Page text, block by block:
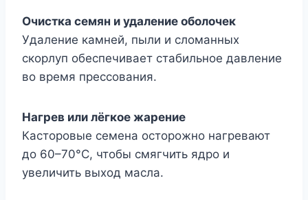
Очистка семян и удаление оболочек
Удаление камней, пыли и сломанных
скорлуп обеспечивает стабильное давление
во время прессования.
Нагрев или лёгкое жарение
Касторовые семена осторожно нагревают
до 60–70°C, чтобы смягчить ядро и
увеличить выход масла.